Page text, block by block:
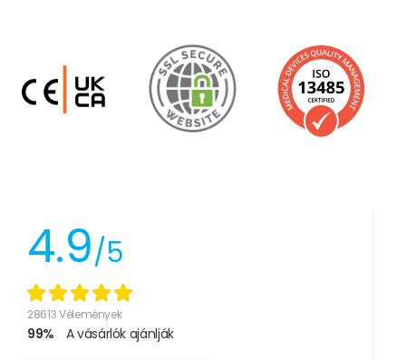
4.9/5
28613 Vélemények
99% A vásárlók ajánlják